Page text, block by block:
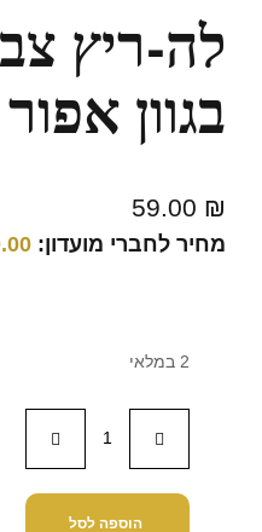
לה-ריץ
בגוון
59.00 ₪
מחיר לחברי מועדון:
2 במלאי
הוספה לסל